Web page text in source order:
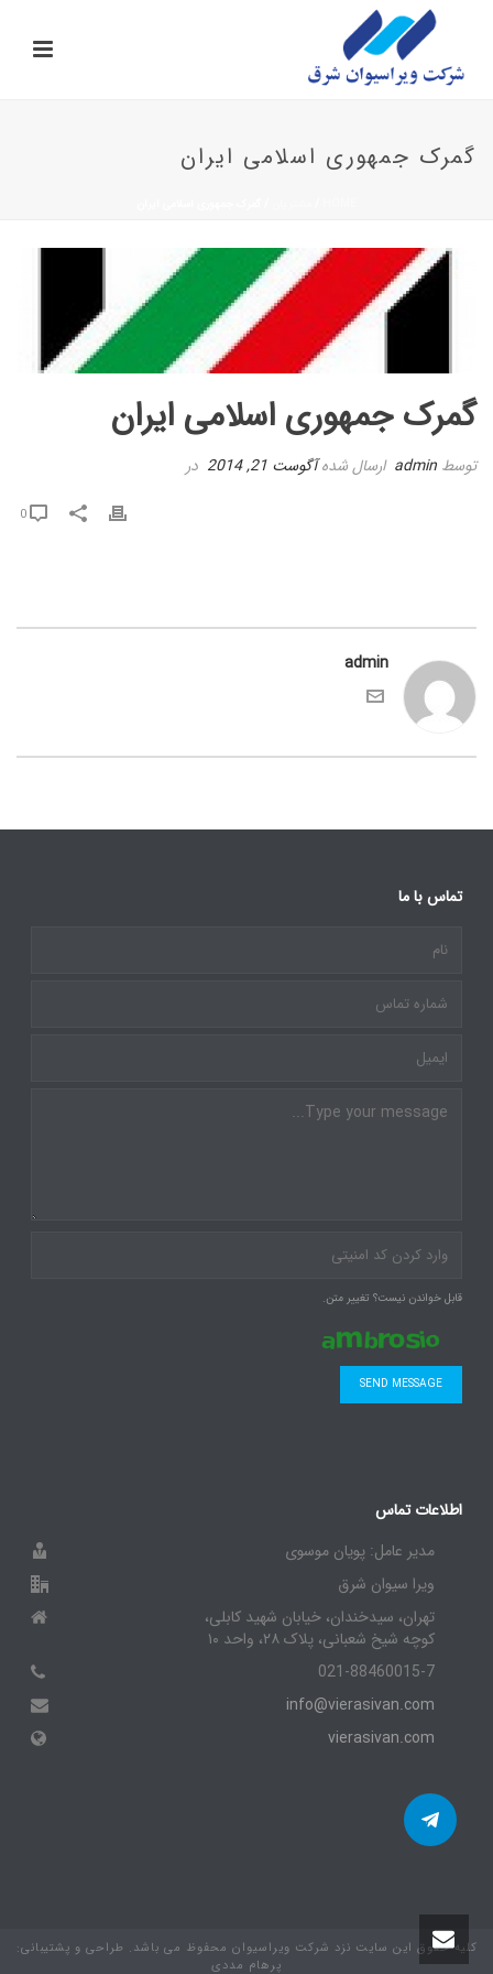
گمرک جمهوری اسلامی ایران
گمرک جمهوری اسلامی ایران
توسط admin ارسال شدهآگوست 21, 2014 در
admin
تماس با ما
قابل خواندن نیست؟ تغییر متن.
SEND MESSAGE
اطلاعات تماس
مدیر عامل: پویان موسوی
ویرا سیوان شرق
تهران، سیدخندان، خیابان شهید کابلی،
کوچه شیخ شعبانی، پلاک ۲۸، واحد ۱۰
021-88460015-7
info@vierasivan.com
vierasivan.com
کلیه حقوق این سایت نزد شرکت ویراسیوان محفوظ می باشد. طراحی و پشتیبانی:
پرهام مددی